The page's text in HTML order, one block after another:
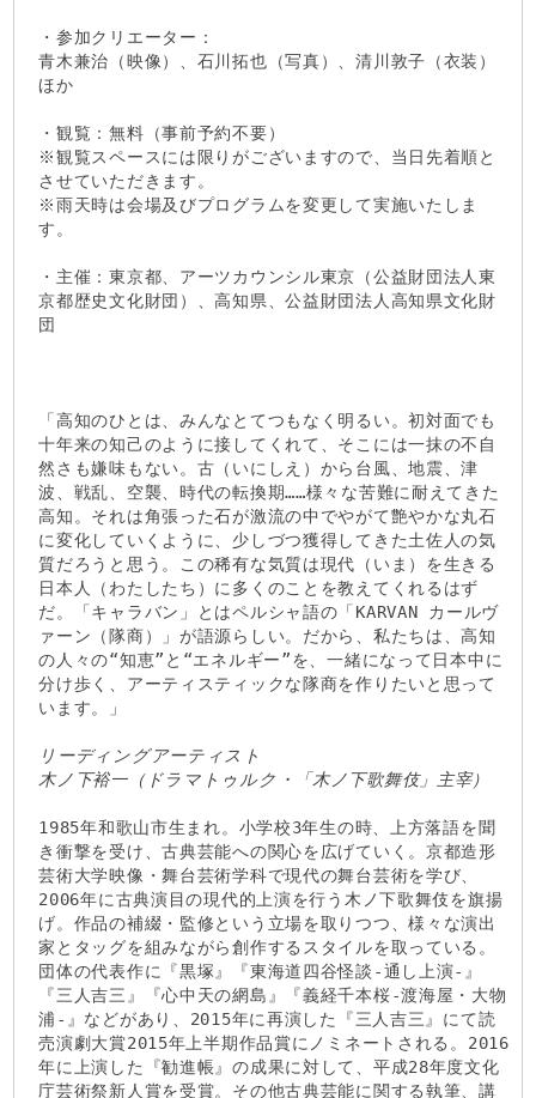
・参加クリエーター：
青木兼治（映像）、石川拓也（写真）、清川敦子（衣装）
ほか
・観覧：無料（事前予約不要）
※観覧スペースには限りがございますので、当日先着順と
させていただきます。
※雨天時は会場及びプログラムを変更して実施いたしま
す。
・主催：東京都、アーツカウンシル東京（公益財団法人東
京都歴史文化財団）、高知県、公益財団法人高知県文化財
団
「高知のひとは、みんなとてつもなく明るい。初対面でも
十年来の知己のように接してくれて、そこには一抹の不自
然さも嫌味もない。古（いにしえ）から台風、地震、津
波、戦乱、空襲、時代の転換期……様々な苦難に耐えてきた
高知。それは角張った石が激流の中でやがて艶やかな丸石
に変化していくように、少しづつ獲得してきた土佐人の気
質だろうと思う。この稀有な気質は現代（いま）を生きる
日本人（わたしたち）に多くのことを教えてくれるはず
だ。「キャラバン」とはペルシャ語の「KARVAN カールヴ
ァーン（隊商）」が語源らしい。だから、私たちは、高知
の人々の“知恵”と“エネルギー”を、一緒になって日本中に
分け歩く、アーティスティックな隊商を作りたいと思って
います。」
リーディングアーティスト
木ノ下裕一（ドラマトゥルク・「木ノ下歌舞伎」主宰）
1985年和歌山市生まれ。小学校3年生の時、上方落語を聞
き衝撃を受け、古典芸能への関心を広げていく。京都造形
芸術大学映像・舞台芸術学科で現代の舞台芸術を学び、
2006年に古典演目の現代的上演を行う木ノ下歌舞伎を旗揚
げ。作品の補綴・監修という立場を取りつつ、様々な演出
家とタッグを組みながら創作するスタイルを取っている。
団体の代表作に『黒塚』『東海道四谷怪談-通し上演-』
『三人吉三』『心中天の網島』『義経千本桜-渡海屋・大物
浦-』などがあり、2015年に再演した『三人吉三』にて読
売演劇大賞2015年上半期作品賞にノミネートされる。2016
年に上演した『勧進帳』の成果に対して、平成28年度文化
庁芸術祭新人賞を受賞。その他古典芸能に関する執筆、講